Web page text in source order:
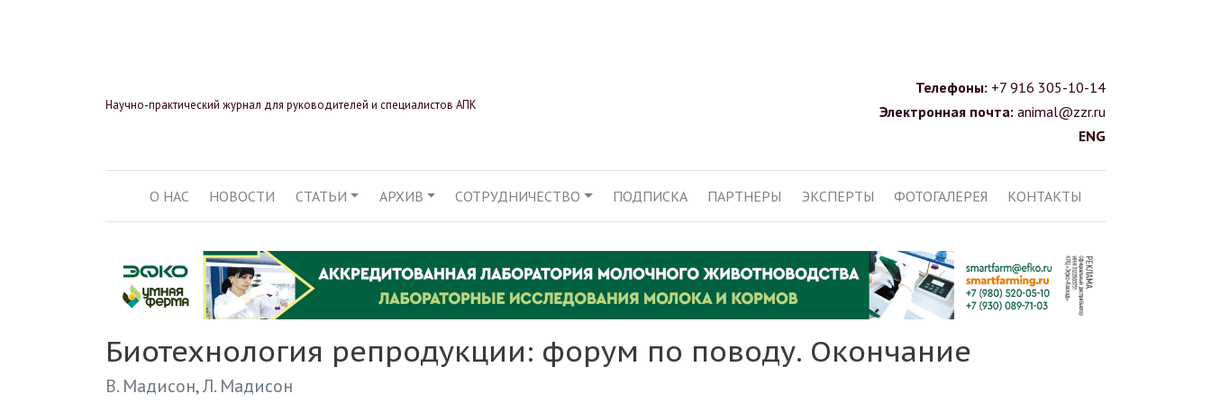
Научно-практический журнал для руководителей и специалистов АПК
Телефоны: +7 916 305-10-14
Электронная почта: animal@zzr.ru
ENG
ОСНОВНАЯ НАВИГАЦИЯ
О НАС НОВОСТИ СТАТЬИ АРХИВ СОТРУДНИЧЕСТВО ПОДПИСКА ПАРТНЕРЫ ЭКСПЕРТЫ ФОТОГАЛЕРЕЯ КОНТАКТЫ
Биотехнология репродукции: форум по поводу. Окончание
В. Мадисон Л. Мадисон